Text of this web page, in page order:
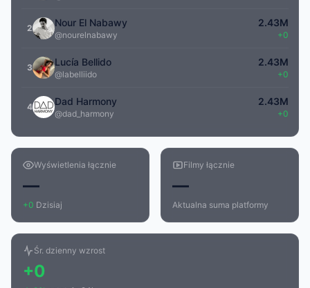
2 Nour El Nabawy
@nourelnabawy
2.43M
+0
3 Lucía Bellido
@labelliido
2.43M
+0
4 Dad Harmony
@dad_harmony
2.43M
+0
Wyświetlenia łącznie
—
+0 Dzisiaj
Filmy łącznie
—
Aktualna suma platformy
Śr. dzienny wzrost
+0